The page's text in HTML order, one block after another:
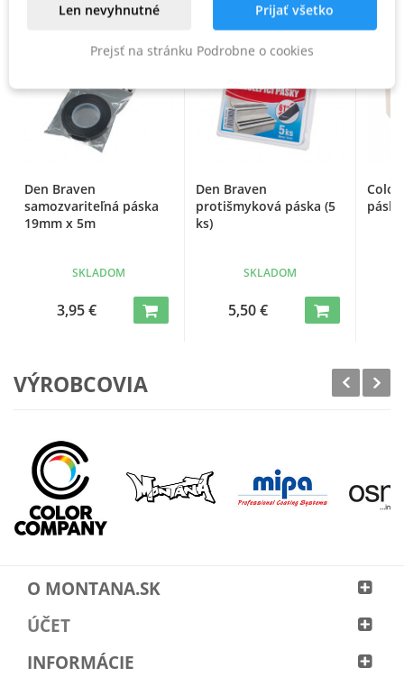
Den Braven
samozvariteľná páska
19mm x 5m
SKLADOM
3,95 €
Den Braven
protišmyková páska (5
ks)
SKLADOM
5,50 €
Color
páska
VÝROBCOVIA
O MONTANA.SK
ÚČET
INFORMÁCIE
Len nevyhnutné Prijať všetko
Prejsť na stránku Podrobne o cookies